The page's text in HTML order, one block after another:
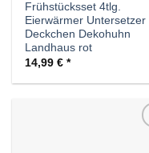
Frühstücksset 4tlg.
Eierwärmer Untersetzer
Deckchen Dekohuhn
Landhaus rot
14,99€